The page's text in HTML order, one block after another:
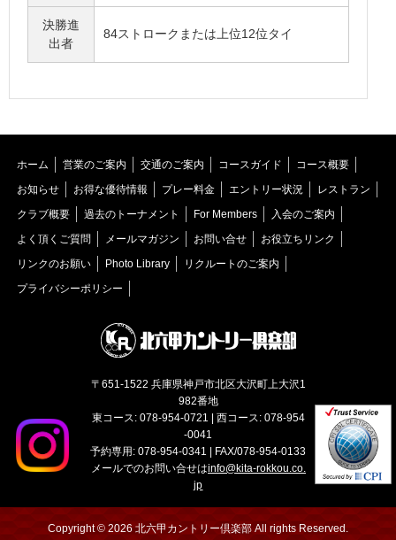
決勝進
出者
84ストロークまたは上位12位タイ
ホーム 営業のご案内 交通のご案内 コースガイド コース概要
お知らせ お得な優待情報 プレー料金 エントリー状況 レストラン
クラブ概要 過去のトーナメント For Members 入会のご案内
よく頂くご質問 メールマガジン お問い合せ お役立ちリンク
リンクのお願い Photo Library リクルートのご案内
プライバシーポリシー
〒651-1522 兵庫県神戸市北区大沢町上大沢1
982番地
東コース: 078-954-0721 | 西コース: 078-954
-0041
予約専用: 078-954-0341 | FAX/078-954-0133
メールでのお問い合せはinfo@kita-rokkou.co.
jp
Copyright © 2026 北六甲カントリー倶楽部 All rights Reserved.